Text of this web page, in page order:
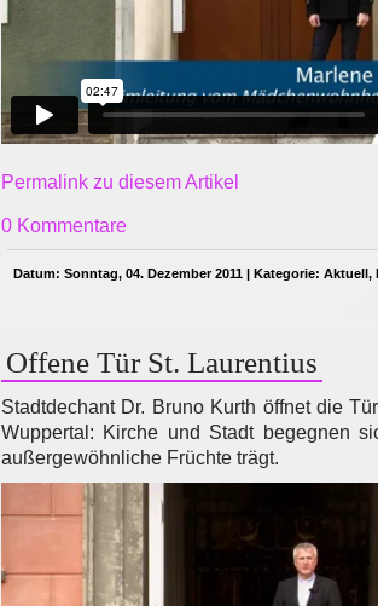
Permalink zu diesem Artikel
0 Kommentare
Datum: Sonntag, 04. Dezember 2011 | Kategorie: Aktuell,
Offene Tür St. Laurentius
Stadtdechant Dr. Bruno Kurth öffnet die
Wuppertal: Kirche und Stadt begegnen
außergewöhnliche Früchte trägt.